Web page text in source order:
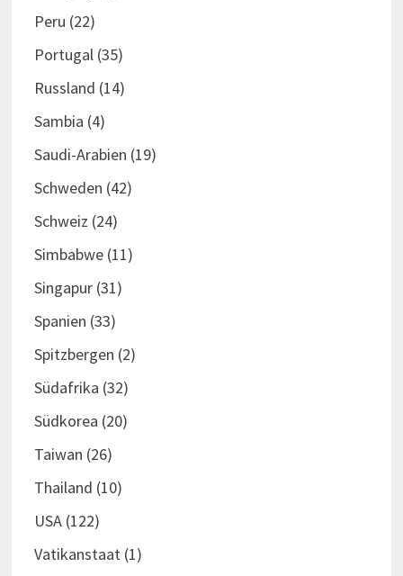
Peru (22)
Portugal(35)
Russland (14)
Sambia (4)
Saudi-Arabien (19)
Schweden (42)
Schweiz (24)
Simbabwe(11)
Singapur(31)
Spanien (33)
Spitzbergen (2)
Südafrika (32)
Südkorea (20)
Taiwan (26)
Thailand (10)
USA(122)
Vatikanstaat(1)